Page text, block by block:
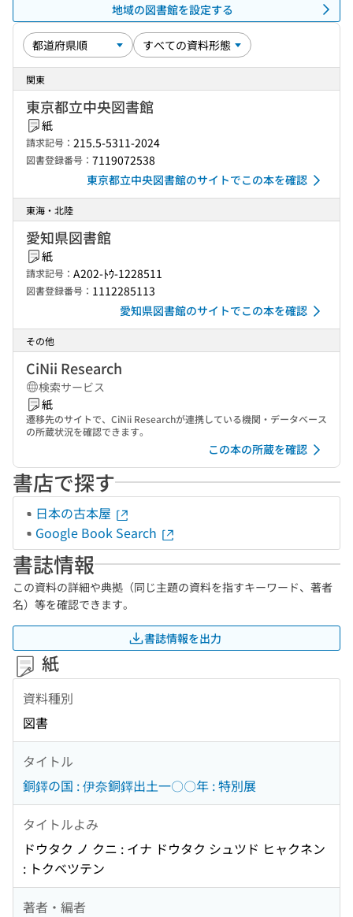
地域の図書館を設定する
関東
東京都立中央図書館
紙
請求記号： 215.5-5311-2024
図書登録番号： 7119072538
東京都立中央図書館のサイトでこの本を確認
東海・北陸
愛知県図書館
紙
請求記号： A202-ﾄｳ-1228511
図書登録番号： 1112285113
愛知県図書館のサイトでこの本を確認
その他
CiNii Research
検索サービス
紙
遷移先のサイトで、CiNii Researchが連携している機関・データベース
の所蔵状況を確認できます。
この本の所蔵を確認
書店で探す
日本の古本屋
Google Book Search
書誌情報
この資料の詳細や典拠（同じ主題の資料を指すキーワード、著者
名）等を確認できます。
書誌情報を出力
紙
資料種別
図書
タイトル
銅鐸の国 : 伊奈銅鐸出土一〇〇年 : 特別展
タイトルよみ
ドウタク ノ クニ : イナ ドウタク シュツド ヒャクネン
: トクベツテン
著者・編者